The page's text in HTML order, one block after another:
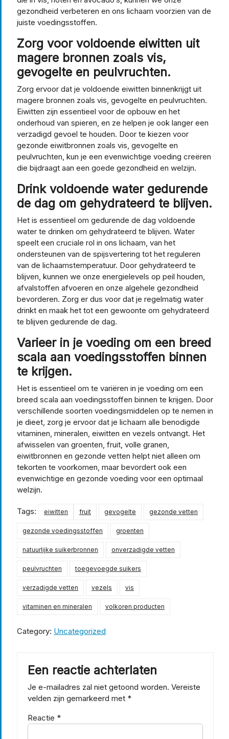
gezondheid verbeteren en ons lichaam voorzien van de
juiste voedingsstoffen.
Zorg voor voldoende eiwitten uit
magere bronnen zoals vis,
gevogelte en peulvruchten.
Zorg ervoor dat je voldoende eiwitten binnenkrijgt uit
magere bronnen zoals vis, gevogelte en peulvruchten.
Eiwitten zijn essentieel voor de opbouw en het
onderhoud van spieren, en ze helpen je ook langer een
verzadigd gevoel te houden. Door te kiezen voor
gezonde eiwitbronnen zoals vis, gevogelte en
peulvruchten, kun je een evenwichtige voeding creëren
die bijdraagt aan een goede gezondheid en welzijn.
Drink voldoende water gedurende
de dag om gehydrateerd te blijven.
Het is essentieel om gedurende de dag voldoende
water te drinken om gehydrateerd te blijven. Water
speelt een cruciale rol in ons lichaam, van het
ondersteunen van de spijsvertering tot het reguleren
van de lichaamstemperatuur. Door gehydrateerd te
blijven, kunnen we onze energielevels op peil houden,
afvalstoffen afvoeren en onze algehele gezondheid
bevorderen. Zorg er dus voor dat je regelmatig water
drinkt en maak het tot een gewoonte om gehydrateerd
te blijven gedurende de dag.
Varieer in je voeding om een breed
scala aan voedingsstoffen binnen
te krijgen.
Het is essentieel om te variëren in je voeding om een
breed scala aan voedingsstoffen binnen te krijgen. Door
verschillende soorten voedingsmiddelen op te nemen in
je dieet, zorg je ervoor dat je lichaam alle benodigde
vitaminen, mineralen, eiwitten en vezels ontvangt. Het
afwisselen van groenten, fruit, volle granen,
eiwitbronnen en gezonde vetten helpt niet alleen om
tekorten te voorkomen, maar bevordert ook een
evenwichtige en gezonde voeding voor een optimaal
welzijn.
Tags: eiwitten fruit gevogelte gezonde vetten
gezonde voedingsstoffen groenten
natuurlijke suikerbronnen onverzadigde vetten
peulvruchten toegevoegde suikers
verzadigde vetten vezels vis
vitaminen en mineralen volkoren producten
Category: Uncategorized
Een reactie achterlaten
Je e-mailadres zal niet getoond worden. Vereiste
velden zijn gemarkeerd met *
Reactie *